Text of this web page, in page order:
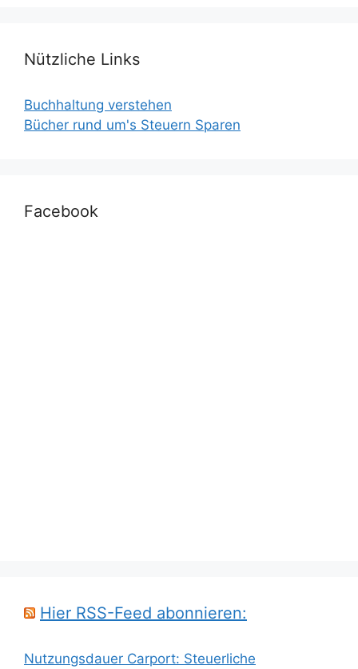
Nützliche Links
Buchhaltung verstehen
Bücher rund um's Steuern Sparen
Facebook
Hier RSS-Feed abonnieren:
Nutzungsdauer Carport: Steuerliche